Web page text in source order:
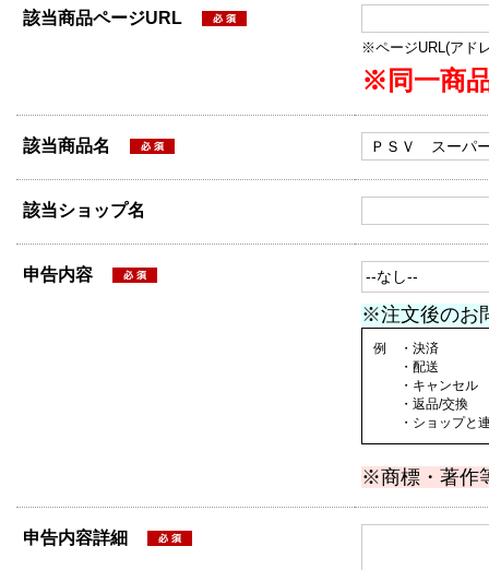
該当商品ページURL
※ページURL(アド
※同一商
該当商品名
該当ショップ名
申告内容
※注文後のお
例 ・決済
・配送
・キャンセル
・返品/交換
・ショップと連
※商標・著作
申告内容詳細